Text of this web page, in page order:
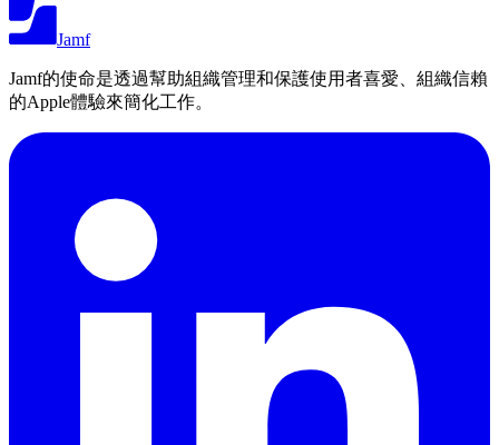
Jamf
Jamf的使命是透過幫助組織管理和保護使用者喜愛、組織信賴
的Apple體驗來簡化工作。